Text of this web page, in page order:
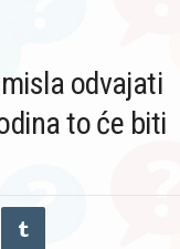
odvajati
to će biti